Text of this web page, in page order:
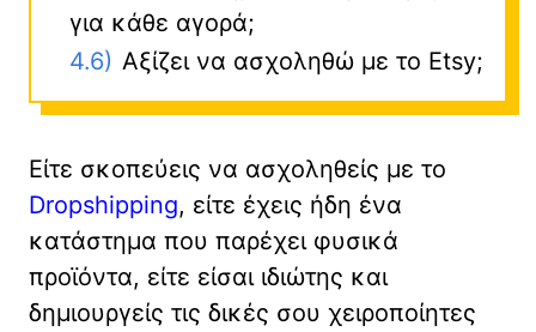
για κάθε αγορά;
4.6) Αξίζει να ασχοληθώ με το Etsy;
Είτε σκοπεύεις να ασχοληθείς με το
Dropshipping, είτε έχεις ήδη ένα
κατάστημα που παρέχει φυσικά
προϊόντα, είτε είσαι ιδιώτης και
δημιουργείς τις δικές σου χειροποίητες